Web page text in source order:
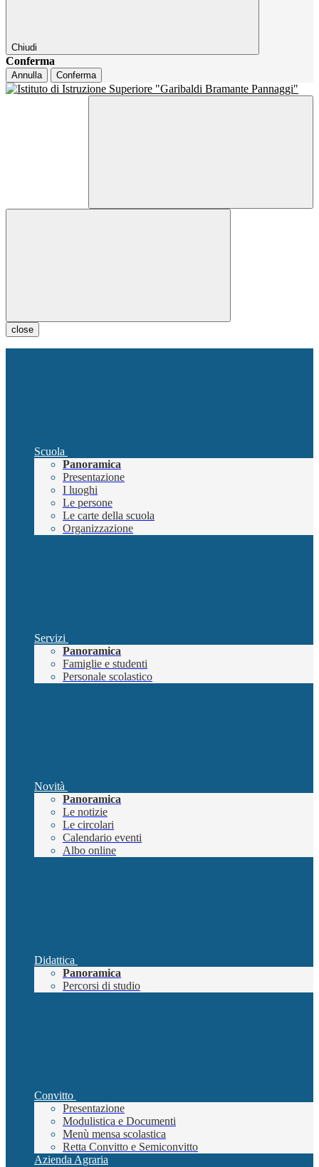
Chiudi
Conferma
Annulla Conferma
close
Scuola
Panoramica
Presentazione
I luoghi
Le persone
Le carte della scuola
Organizzazione
Servizi
Panoramica
Famiglie e studenti
Personale scolastico
Novità
Panoramica
Le notizie
Le circolari
Calendario eventi
Albo online
Didattica
Panoramica
Percorsi di studio
Convitto
Presentazione
Modulistica e Documenti
Menù mensa scolastica
Retta Convitto e Semiconvitto
Azienda Agraria